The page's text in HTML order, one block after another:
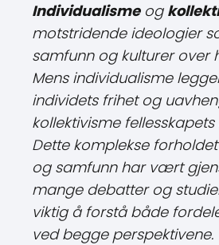
Individualismeog
motstridende ideologier
samfunn og kulturer over
Mens individualisme
individets frihet og
kollektivisme
Dette komplekse
og samfunn har vært
mange debatter og
viktig å forstå både
ved begge perspektivene.